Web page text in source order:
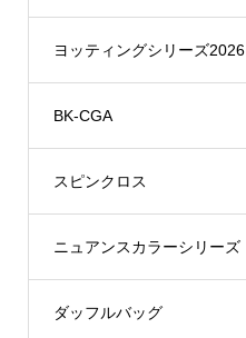
ヨッティングシリーズ2026
BK-CGA
スピンクロス
ニュアンスカラーシリーズ
ダッフルバッグ